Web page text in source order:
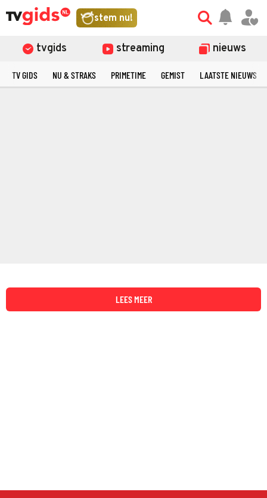
stem nu!
tvgids streaming nieuws
TV GIDS NU & STRAKS PRIMETIME GEMIST LAATSTE NIEUWS
LEES MEER